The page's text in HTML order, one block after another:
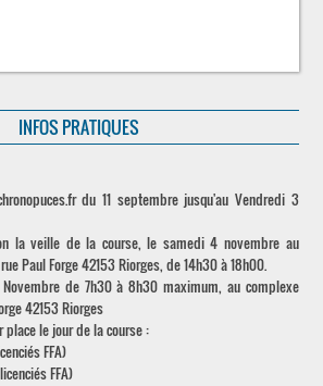
INFOS PRATIQUES
du 11 septembre jusqu'au Vendredi 3
la veille de la course, le samedi 4 novembre au
Paul Forge 42153 Riorges, de 14h30 à 18h00.
de 7h30 à 8h30 maximum, au complexe
42153 Riorges
le jour de la course :
FFA)
FFA)